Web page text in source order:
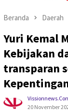
Beranda Daerah
Yuri Kemal
Kebijakan
transparan
20 November